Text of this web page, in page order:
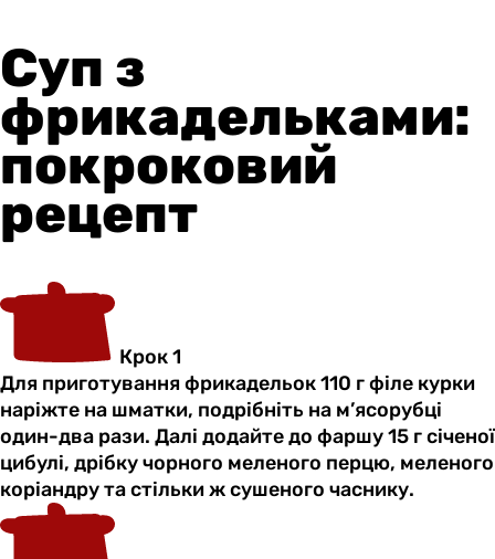
Суп з
фрикадельками:
покроковий
рецепт
Крок 1
Для приготування фрикадельок 110 г філе курки
наріжте на шматки, подрібніть на м’ясорубці
один-два рази. Далі додайте до фаршу 15 г січеної
цибулі, дрібку чорного меленого перцю, меленого
коріандру та стільки ж сушеного часнику.